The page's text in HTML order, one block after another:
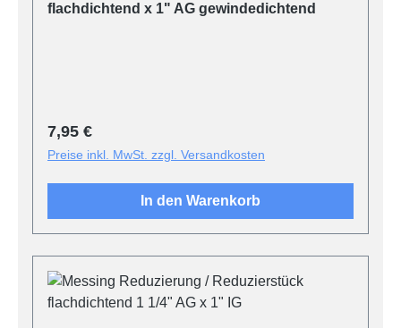
flachdichtend x 1" AG gewindedichtend
Regulärer Preis:
7,95 €
Preise inkl. MwSt. zzgl. Versandkosten
In den Warenkorb